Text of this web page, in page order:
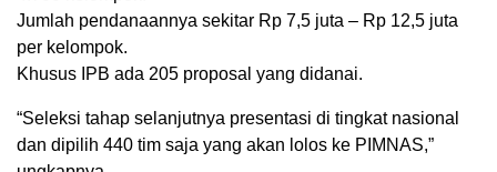
Jumlah pendanaannya sekitar Rp 7,5 juta – Rp 12,5 juta
per kelompok.
Khusus IPB ada 205 proposal yang didanai.
“Seleksi tahap selanjutnya presentasi di tingkat nasional
dan dipilih 440 tim saja yang akan lolos ke PIMNAS,”